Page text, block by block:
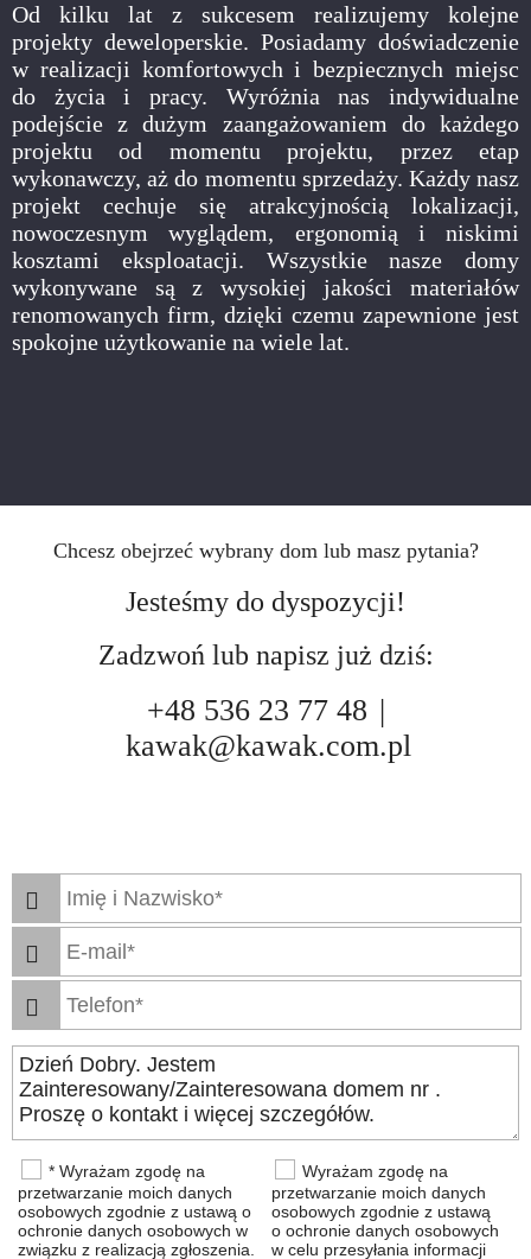
Od kilku lat z sukcesem realizujemy kolejne
projekty deweloperskie. Posiadamy doświadczenie
w realizacji komfortowych i bezpiecznych miejsc
do życia i pracy. Wyróżnia nas indywidualne
podejście z dużym zaangażowaniem do każdego
projektu od momentu projektu, przez etap
wykonawczy, aż do momentu sprzedaży. Każdy nasz
projekt cechuje się atrakcyjnością lokalizacji,
nowoczesnym wyglądem, ergonomią i niskimi
kosztami eksploatacji. Wszystkie nasze domy
wykonywane są z wysokiej jakości materiałów
renomowanych firm, dzięki czemu zapewnione jest
spokojne użytkowanie na wiele lat.
Chcesz obejrzeć wybrany dom lub masz pytania?
Jesteśmy do dyspozycji!
Zadzwoń lub napisz już dziś:
+48 536 23 77 48 |
kawak@kawak.com.pl
* Wyrażam zgodę na
przetwarzanie moich danych
osobowych zgodnie z ustawą o
ochronie danych osobowych w
związku z realizacją zgłoszenia.
Wyrażam zgodę na
przetwarzanie moich danych
osobowych zgodnie z ustawą
o ochronie danych osobowych
w celu przesyłania informacji